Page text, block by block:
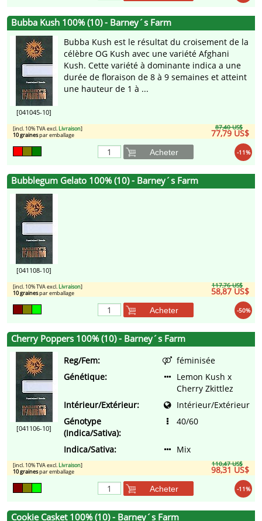
Bubba Kush 100% (10) - Barney´s Farm
[041045-10]
Bubba Kush est le résultat du croisement de la
célèbre OG Kush avec une variété Afghani
Kush. Cette variété à dominante indica a une
durée de floraison de 8 à 9 semaines et atteint
une hauteur de 1 à ...
87,40 US$
77,79 US$
[incl. 10% TVA excl. Livraison]
10 grainespar emballage
-11%
Acheter
Bubblegum Gelato 100% (10) - Barney´s Farm
[041108-10]
117,76 US$
58,87 US$
[incl. 10% TVA excl. Livraison]
10 grainespar emballage
-50%
Acheter
Cherry Poppers 100% (10) - Barney´s Farm
[041106-10]
Reg/Fem:
féminisée
Génétique:
Lemon Kush x
Cherry Zkittlez
Intérieur/Extérieur:
Intérieur/Extérieur
Génotype
(Indica/Sativa):
40/60
Indica/Sativa: Mix
110,47 US$
98,31 US$
[incl. 10% TVA excl. Livraison]
10 grainespar emballage
-11%
Acheter
Cookie Casket 100% (10) - Barney´s Farm